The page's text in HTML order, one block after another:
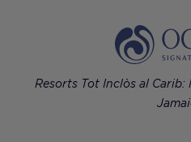
Resorts Tot Inclòs al Carib: